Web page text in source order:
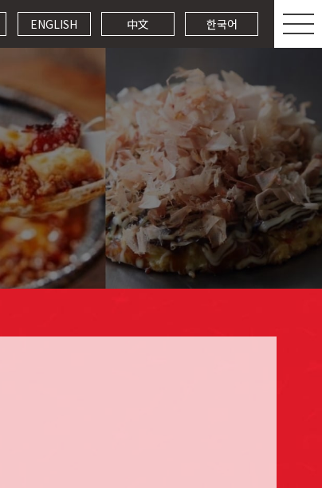
ENGLISH 中文 한국어